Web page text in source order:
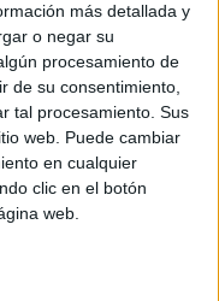
más detallada y
o negar su
procesamiento de
de su consentimiento,
tal procesamiento. Sus
web. Puede cambiar
en cualquier
clic en el botón
web.
,
,palabras,preescolar